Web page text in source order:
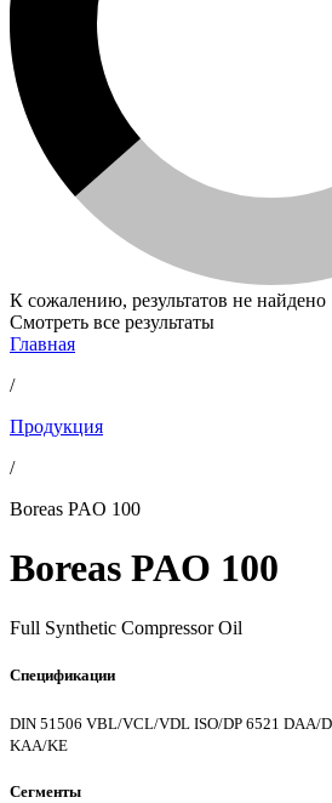
К сожалению, результатов не найдено
Смотреть все результаты
Главная
/
Продукция
/
Boreas PAO 100
Boreas PAO 100
Full Synthetic Compressor Oil
Спецификации
DIN 51506 VBL/VCL/VDL ISO/DP 6521 DAA/
KAA/KE
Сегменты